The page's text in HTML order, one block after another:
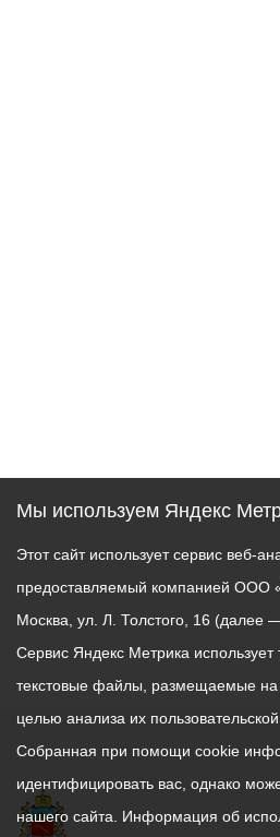
Мы используем Яндекс
Этот сайт использует сервис веб-
предоставляемый компанией ООО
Москва, ул. Л. Толстого, 16 (далее
Сервис Яндекс Метрика
текстовые файлы, размещаемые на
целью анализа их пользовательской
Собранная при помощи cookie
идентифицировать вас, однако
нашего сайта. Информация об